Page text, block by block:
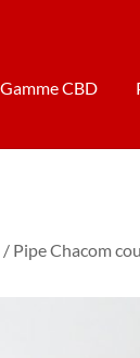
Gamme CBD
/ Pipe Chacom